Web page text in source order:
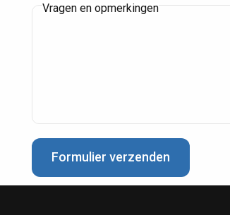
Vragen en opmerkingen
Formulier verzenden